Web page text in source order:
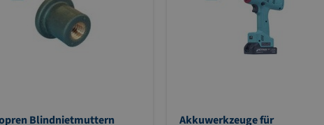
Blindnietmuttern
Akkuwerkzeuge für